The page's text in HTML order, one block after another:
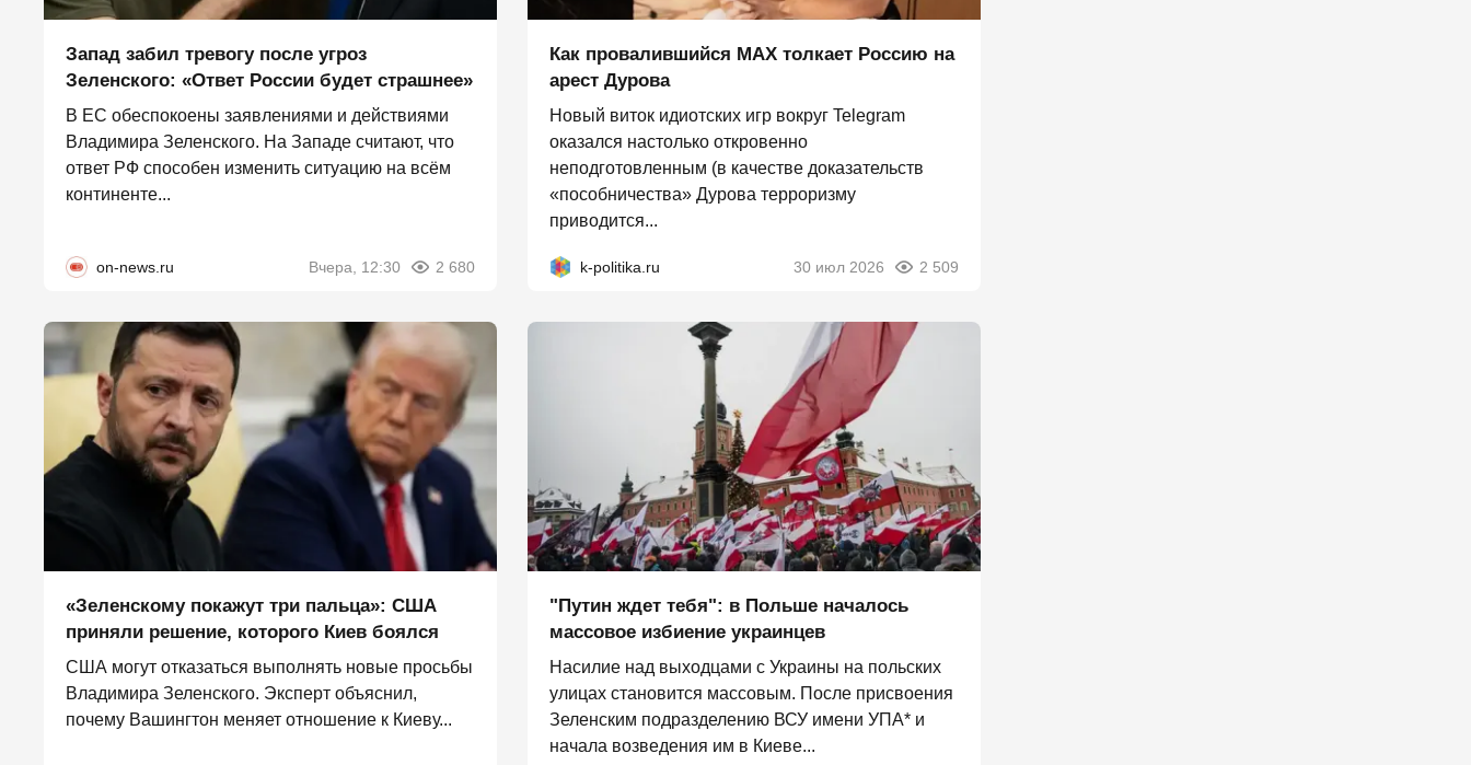
Запад забил тревогу после угроз
Зеленского: «Ответ России будет страшнее»
В ЕС обеспокоены заявлениями и действиями
Владимира Зеленского. На Западе считают, что
ответ РФ способен изменить ситуацию на всём
континенте...
on-news.ru Вчера, 12:30 2 680
Как провалившийся MAX толкает Россию на
арест Дурова
Новый виток идиотских игр вокруг Telegram
оказался настолько откровенно
неподготовленным (в качестве доказательств
«пособничества» Дурова терроризму
приводится...
k-politika.ru 30 июл 2026 2 509
«Зеленскому покажут три пальца»: США
приняли решение, которого Киев боялся
США могут отказаться выполнять новые просьбы
Владимира Зеленского. Эксперт объяснил,
почему Вашингтон меняет отношение к Киеву...
"Путин ждет тебя": в Польше началось
массовое избиение украинцев
Насилие над выходцами с Украины на польских
улицах становится массовым. После присвоения
Зеленским подразделению ВСУ имени УПА* и
начала возведения им в Киеве...